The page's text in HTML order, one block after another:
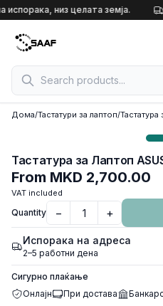
Skip to content
испорака, низ целата земја.
Дома/Тастатури за лаптоп/Тастатура
Тастатура за Лаптоп
From MKD 2,700.00
VAT included
Quantity − +
Испорака на адреса
2–5 работни дена
Сигурно плаќање
Онлајн
При достава